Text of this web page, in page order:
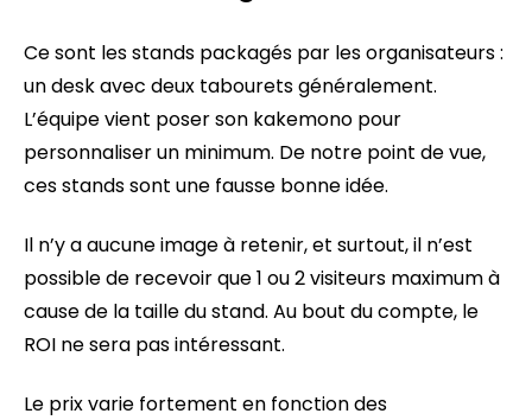
Ce sont les stands packagés par les organisateurs :
un desk avec deux tabourets généralement.
L’équipe vient poser son kakemono pour
personnaliser un minimum. De notre point de vue,
ces stands sont une fausse bonne idée.
Il n’y a aucune image à retenir, et surtout, il n’est
possible de recevoir que 1 ou 2 visiteurs maximum à
cause de la taille du stand. Au bout du compte, le
ROI ne sera pas intéressant.
Le prix varie fortement en fonction des